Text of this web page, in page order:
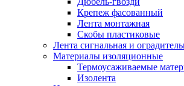
Крепеж фасованный
Лента монтажная
Скобы пластиковые
Лента сигнальная и
Материалы изоляционные
Термоусаживаемые
Изолента